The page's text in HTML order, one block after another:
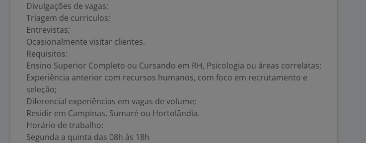
Divulgações de vagas;
Triagem de curriculos;
Entrevistas;
Ocasionalmente visitar clientes.
Requisitos:
Ensino Superior Completo ou Cursando em RH, Psicologia ou áreas correlatas;
Experiência anterior com recursos humanos, com foco em recrutamento e
seleção;
Diferencial experiências em vagas de volume;
Residir em Campinas, Sumaré ou Hortolândia.
Horário de trabalho:
Segunda a quinta das 08h às 18h